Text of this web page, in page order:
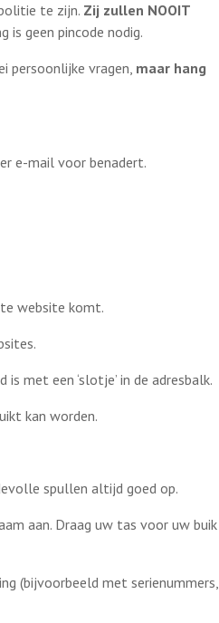
te zijn. Zij zullen NOOIT
is geen pincode nodig.
persoonlijke vragen, maar hang
e-mail voor benadert.
website komt.
met een ‘slotje’ in de adresbalk.
kan worden.
spullen altijd goed op.
aan. Draag uw tas voor uw buik
(bijvoorbeeld met serienummers,